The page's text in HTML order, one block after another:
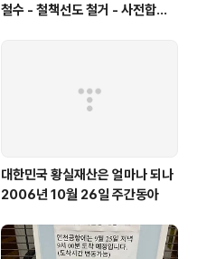
철수 - 철책선도 철거 - 사전합의
대한민국 황실재산은 얼마나 되나
2006년 10월 26일 주간동아